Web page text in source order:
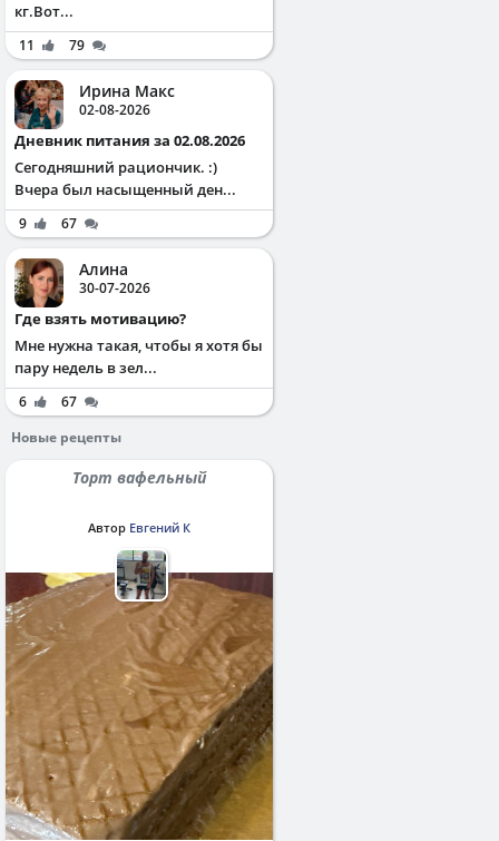
кг.Вот...
11 79
Ирина Макс
02-08-2026
Дневник питания за 02.08.2026
Сегодняшний рациончик. :)
Вчера был насыщенный ден...
9 67
Алина
30-07-2026
Где взять мотивацию?
Мне нужна такая, чтобы я хотя бы
пару недель в зел...
6
67
Новые рецепты
Торт вафельный
Автор Евгений К